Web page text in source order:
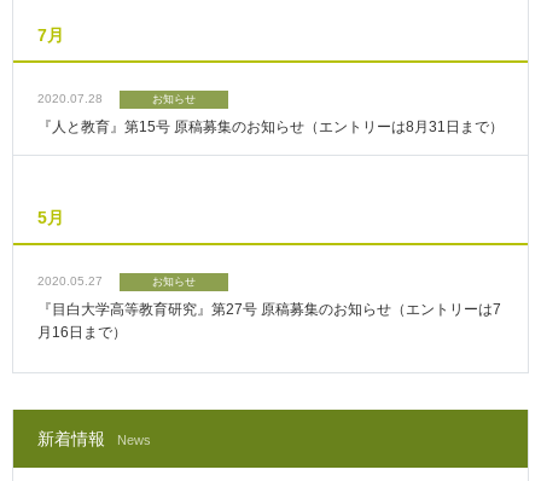
7月
2020.07.28 お知らせ
『人と教育』第15号 原稿募集のお知らせ（エントリーは8月31日まで）
5月
2020.05.27 お知らせ
『目白大学高等教育研究』第27号 原稿募集のお知らせ（エントリーは7
月16日まで）
新着情報 News